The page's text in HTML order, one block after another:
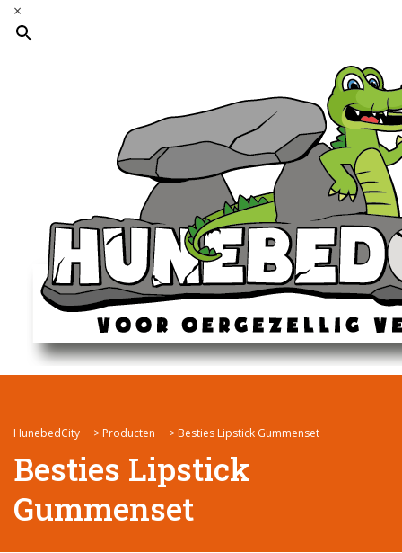
×
HunebedCity > Producten > Besties Lipstick Gummenset
Besties Lipstick
Gummenset